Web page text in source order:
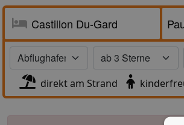
direkt am Strand